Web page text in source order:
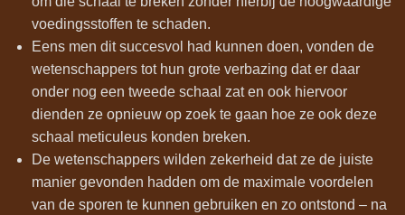
voedingsstoffen te schaden.
Eens men dit succesvol had kunnen doen, vonden de
wetenschappers tot hun grote verbazing dat er daar
onder nog een tweede schaal zat en ook hiervoor
dienden ze opnieuw op zoek te gaan hoe ze ook deze
schaal meticuleus konden breken.
De wetenschappers wilden zekerheid dat ze de juiste
manier gevonden hadden om de maximale voordelen
van de sporen te kunnen gebruiken en zo ontstond – na